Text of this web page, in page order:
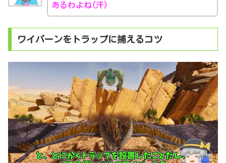
あるわよね(汗)
ワイバーンをトラップに捕えるコツ